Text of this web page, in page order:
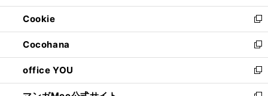
開
く
ウ
で
開
く
ン
ド
ウ
で
開
く
ウ
ィ
ン
ド
ウ
で
開
Cookie
新
し
い
ウ
ィ
ン
Cocohana
新
し
い
ウ
office YOU
新
し